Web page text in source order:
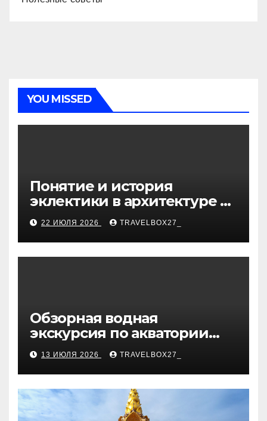
YOU MISSED
Понятие и история
эклектики в архитектуре и
дизайне интерьеров
22 ИЮЛЯ 2026 TRAVELBOX27_
Обзорная водная
экскурсия по акватории
бухты Песчаная
13 ИЮЛЯ 2026 TRAVELBOX27_